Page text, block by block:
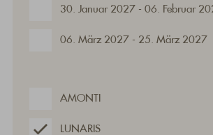
30. Januar 2027 - 06. Februar
06. März 2027 - 25. März 2027
AMONTI
LUNARIS